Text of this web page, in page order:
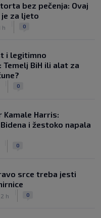
bez pečenja: Ovaj
za ljeto
h 0
i legitimno
BiH ili alat za
0
Harris:
i žestoko napala
0
srce treba jesti
h 0